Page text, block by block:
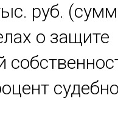
руб.
о защите